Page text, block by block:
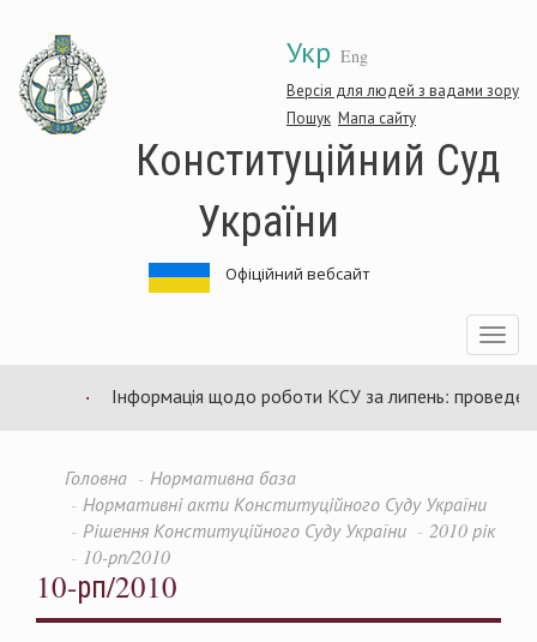
основного
матеріалу
Укр Eng
Версія для людей з вадами зору
Пошук Мапа сайту
Конституційний Суд
України
Офіційний вебсайт
Toggle
Інформація щодо роботи КСУ за липень: проведено
Головна
Нормативна база
Нормативні акти Конституційного Суду України
Рішення Конституційного Суду України
2010 рік
10-рп/2010
10-рп/2010